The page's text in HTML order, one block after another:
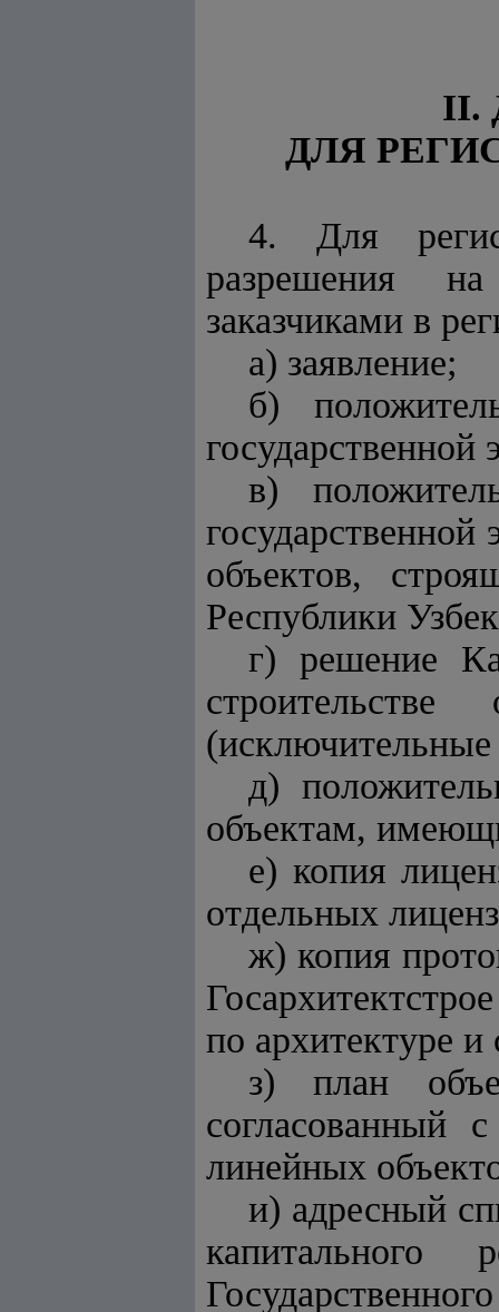
II.
ДЛЯ
4. Для
разрешения
заказчиками в
а) заявление;
б)
в)
объектов,
Республики
г) решение
(исключительные
д)
объектам,
е) копия
отдельных
ж) копия
по архитектуре и
з) план
согласованный
линейных
и) адресный
капитального